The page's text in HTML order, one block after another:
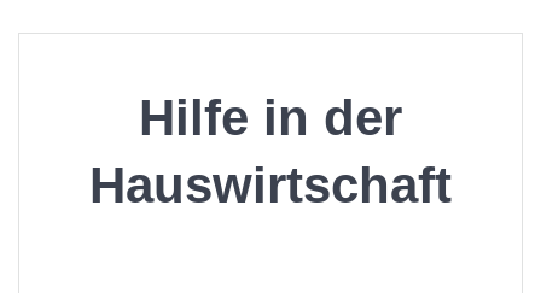
Hilfe in der
Hauswirtschaft